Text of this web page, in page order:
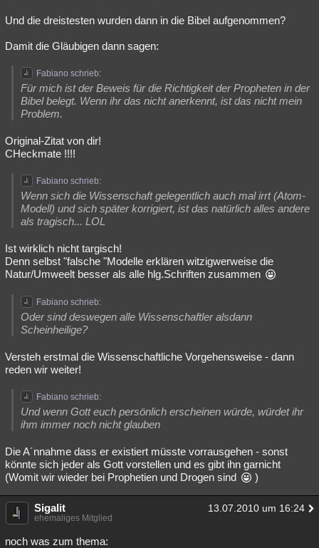
Und die dreistesten wurden dann in die Bibel aufgenommen?
Damit die Gläubigen dann sagen:
Fabiano schrieb:
Für mich ist der Beweis für die Richtigkeit der Propheten in der
Bibel belegt. Wenn ihr das nicht anerkennt, ist das nicht mein
Problem.
Original-Zitat von dir!
CHeckmate !!!!
Fabiano schrieb:
Wenn sich die Wissenschaft gelegentlich auch mal irrt (Atom-
Modell) und sich später korrigiert, ist das natürlich alles andere
als tragisch... LOL
Ist wirklich nicht targisch!
Denn selbst "falsche "Modelle erklären witzigwerweise die
Natur/Umweelt besser als alle hlg.Schriften zusammen
Fabiano schrieb:
Oder sind deswegen alle Wissenschaftler alsdann
Scheinheilige?
Versteh erstmal die Wissenschaftliche Vorgehensweise - dann
reden wir weiter!
Fabiano schrieb:
Und wenn Gott euch persönlich erscheinen würde, würdet ihr
ihm immer noch nicht glauben
Die A´nnahme dass er existiert müsste vorrausgehen - sonst
könnte sich jeder als Gott vorstellen und es gibt ihn garnicht
(Womit wir wieder bei Prophetien und Drogen sind
)
Sigalit 13.07.2010 um 16:24
ehemaliges Mitglied
noch was zum thema: